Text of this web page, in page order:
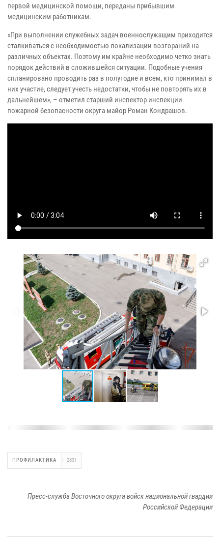
первой медицинской помощи, переданы прибывшим
медицинским работникам.
«При выполнении служебных задач военнослужащим приходится
сталкиваться с необходимостью локализации возгораний на
различных объектах. Поэтому им крайне необходимо четко знать
порядок действий в сложившейся ситуации. Подобные учения
спланировано проводить раз в полугодие и всем, кто принимал в
них участие, следует учесть недостатки, чтобы не повторять их в
дальнейшем», – отметил старший инспектор инспекции
пожарной безопасности округа майор Роман Кондрашов.
ПРОФИЛАКТИКА 2831
Пресс-служба Восточного округа войск национальной гвардии
Российской Федерации